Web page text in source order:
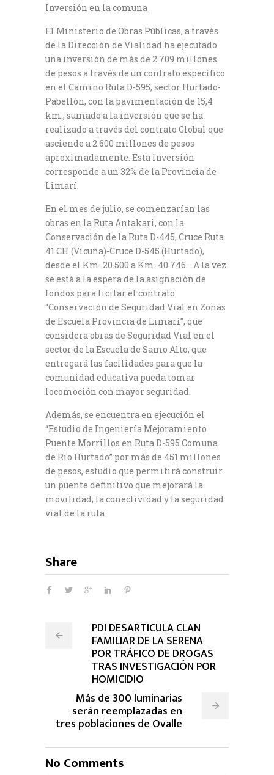
Inversión en la comuna
El Ministerio de Obras Públicas, a través
de la Dirección de Vialidad ha ejecutado
una inversión de más de 2.709 millones
de pesos a través de un contrato específico
en el Camino Ruta D-595, sector Hurtado-
Pabellón, con la pavimentación de 15,4
km., sumado a la inversión que se ha
realizado a través del contrato Global que
asciende a 2.600 millones de pesos
aproximadamente. Esta inversión
corresponde a un 32% de la Provincia de
Limarí.
En el mes de julio, se comenzarían las
obras en la Ruta Antakari, con la
Conservación de la Ruta D-445, Cruce Ruta
41 CH (Vicuña)-Cruce D-545 (Hurtado),
desde el Km. 20.500 a Km. 40.746. A la vez
se está a la espera de la asignación de
fondos para licitar el contrato
“Conservación de Seguridad Vial en Zonas
de Escuela Provincia de Limarí”, que
considera obras de Seguridad Vial en el
sector de la Escuela de Samo Alto, que
entregará las facilidades para que la
comunidad educativa pueda tomar
locomoción con mayor seguridad.
Además, se encuentra en ejecución el
“Estudio de Ingeniería Mejoramiento
Puente Morrillos en Ruta D-595 Comuna
de Rio Hurtado” por más de 451 millones
de pesos, estudio que permitirá construir
un puente definitivo que mejorará la
movilidad, la conectividad y la seguridad
vial de la ruta.
Share
PDI DESARTICULA CLAN
FAMILIAR DE LA SERENA
POR TRÁFICO DE DROGAS
TRAS INVESTIGACIÓN POR
HOMICIDIO
Más de 300 luminarias
serán reemplazadas en
tres poblaciones de Ovalle
No Comments